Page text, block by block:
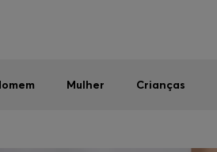
Mulher Crianças